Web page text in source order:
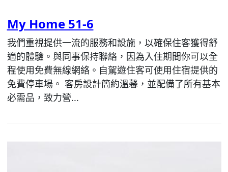
My Home 51-6
我們重視提供一流的服務和設施，以確保住客獲得舒
適的體驗。與同事保持聯絡，因為入住期間你可以全
程使用免費無線網絡。自駕遊住客可使用住宿提供的
免費停車場。 客房設計簡約溫馨，並配備了所有基本
必需品，致力營...